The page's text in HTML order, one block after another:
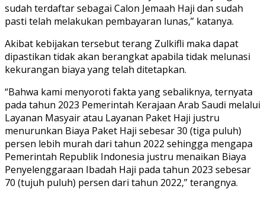
sudah terdaftar sebagai Calon Jemaah Haji dan sudah
pasti telah melakukan pembayaran lunas,” katanya.
Akibat kebijakan tersebut terang Zulkifli maka dapat
dipastikan tidak akan berangkat apabila tidak melunasi
kekurangan biaya yang telah ditetapkan.
“Bahwa kami menyoroti fakta yang sebaliknya, ternyata
pada tahun 2023 Pemerintah Kerajaan Arab Saudi melalui
Layanan Masyair atau Layanan Paket Haji justru
menurunkan Biaya Paket Haji sebesar 30 (tiga puluh)
persen lebih murah dari tahun 2022 sehingga mengapa
Pemerintah Republik Indonesia justru menaikan Biaya
Penyelenggaraan Ibadah Haji pada tahun 2023 sebesar
70 (tujuh puluh) persen dari tahun 2022,” terangnya.